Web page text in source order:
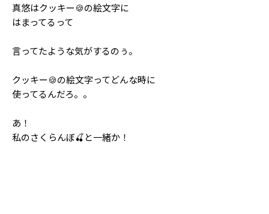
真悠はクッキー🍪の絵文字に
はまってるって
言ってたような気がするのぅ。
クッキー🍪の絵文字ってどんな時に
使ってるんだろ。。
あ！
私のさくらんぼ🍒と一緒か！